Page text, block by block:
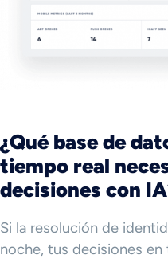
¿Qué base de
tiempo real
decisiones con
Si la resolución de
noche, tus decisiones